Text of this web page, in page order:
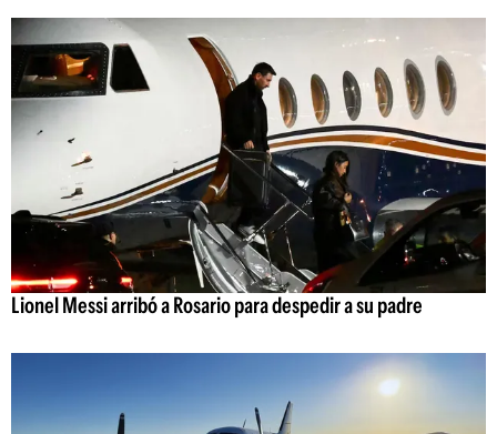
Lionel Messi arribó a Rosario para despedir a su padre